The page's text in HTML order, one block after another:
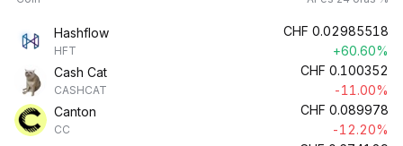
Hashflow
HFT
CHF 0.02985518
+60.60%
Cash Cat
CASHCAT
CHF 0.100352
-11.00%
Canton
CC
CHF 0.089978
-12.20%